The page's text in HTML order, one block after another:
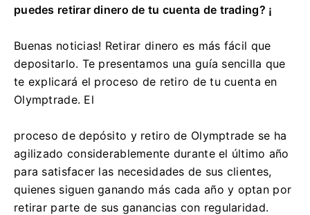
puedes retirar dinero de tu cuenta de trading? ¡
Buenas noticias! Retirar dinero es más fácil que
depositarlo. Te presentamos una guía sencilla que
te explicará el proceso de retiro de tu cuenta en
Olymptrade. El
proceso de depósito y retiro de Olymptrade se ha
agilizado considerablemente durante el último año
para satisfacer las necesidades de sus clientes,
quienes siguen ganando más cada año y optan por
retirar parte de sus ganancias con regularidad.